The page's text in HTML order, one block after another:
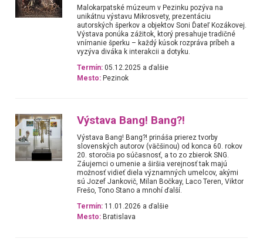
Malokarpatské múzeum v Pezinku pozýva na
unikátnu výstavu Mikrosvety, prezentáciu
autorských šperkov a objektov Soni Ďateľ Kozákovej.
Výstava ponúka zážitok, ktorý presahuje tradičné
vnímanie šperku – každý kúsok rozpráva príbeh a
vyzýva diváka k interakcii a dotyku.
Termín: 05.12.2025 a ďalšie
Mesto: Pezinok
Výstava Bang! Bang?!
Výstava Bang! Bang?! prináša prierez tvorby
slovenských autorov (väčšinou) od konca 60. rokov
20. storočia po súčasnosť, a to zo zbierok SNG.
Záujemci o umenie a širšia verejnosť tak majú
možnosť vidieť diela významných umelcov, akými
sú Jozef Jankovič, Milan Bočkay, Laco Teren, Viktor
Frešo, Tono Stano a mnohí ďalší.
Termín: 11.01.2026 a ďalšie
Mesto: Bratislava